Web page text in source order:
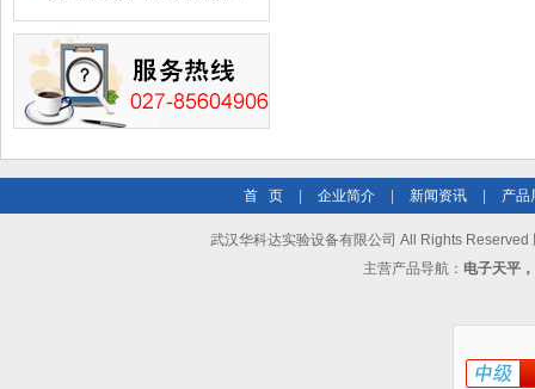
首 页 企业简介 新闻资讯 产品
武汉华科达实验设备有限公司 All Rights Reserved
主营产品导航： 电子天平